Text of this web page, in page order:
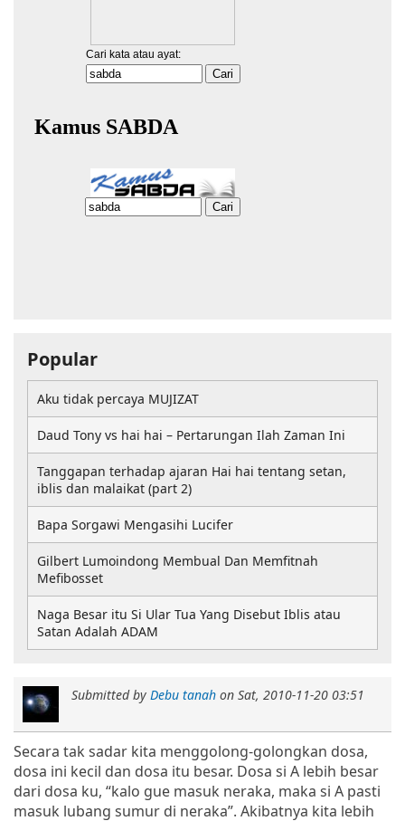
Submitted by Debu tanah on Sat, 2010-11-20 03:51
Secara tak sadar kita menggolong-golongkan dosa,
dosa ini kecil dan dosa itu besar. Dosa si A lebih besar
dari dosa ku, “kalo gue masuk neraka, maka si A pasti
masuk lubang sumur di neraka”. Akibatnya kita lebih
Popular
Aku tidak percaya MUJIZAT
Daud Tony vs hai hai – Pertarungan Ilah Zaman Ini
Tanggapan terhadap ajaran Hai hai tentang setan,
iblis dan malaikat (part 2)
Bapa Sorgawi Mengasihi Lucifer
Gilbert Lumoindong Membual Dan Memfitnah
Mefibosset
Naga Besar itu Si Ular Tua Yang Disebut Iblis atau
Satan Adalah ADAM